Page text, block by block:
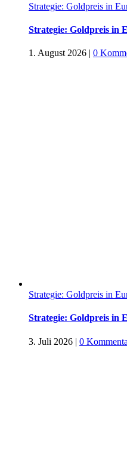
Strategie: Goldpreis in
Strategie: Goldpreis in
1. August 2026 | 0
Strategie: Goldpreis in
Strategie: Goldpreis in
3. Juli 2026 | 0